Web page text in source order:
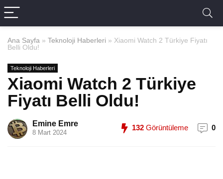
Ana Sayfa » Teknoloji Haberleri » Xiaomi Watch 2 Türkiye Fiyatı
Belli Oldu!
Teknoloji Haberleri
Xiaomi Watch 2 Türkiye
Fiyatı Belli Oldu!
Emine Emre
8 Mart 2024
132 Görüntüleme 0